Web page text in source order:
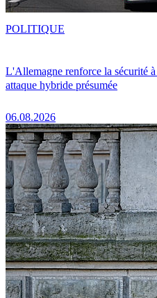
L'Allemagne renforce la sécurité
attaque hybride présumée
06.08.2026
POLITIQUE